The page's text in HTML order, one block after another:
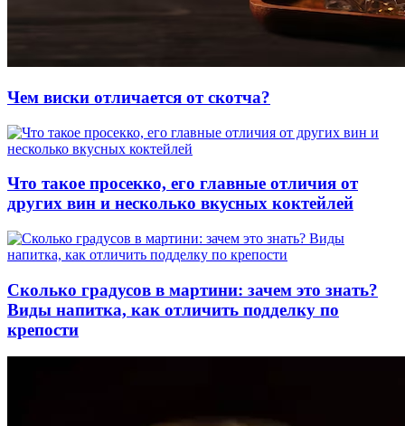
Чем виски отличается от скотча?
Что такое просекко, его главные отличия от
других вин и несколько вкусных коктейлей
Сколько градусов в мартини: зачем это знать?
Виды напитка, как отличить подделку по
крепости